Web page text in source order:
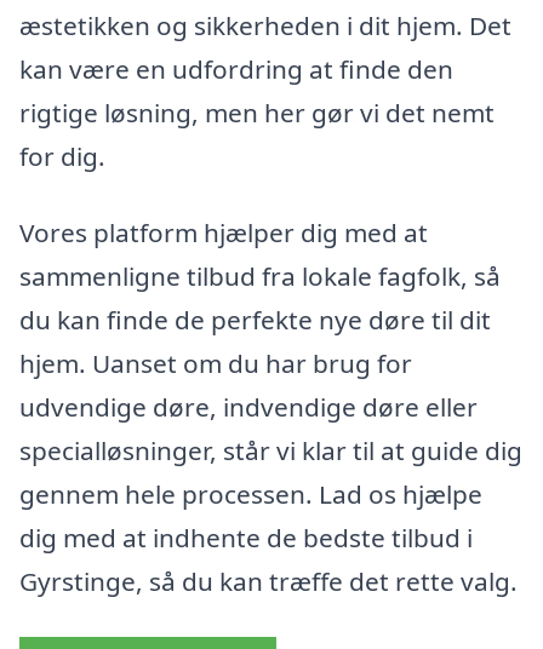
æstetikken og sikkerheden i dit hjem. Det
kan være en udfordring at finde den
rigtige løsning, men her gør vi det nemt
for dig.
Vores platform hjælper dig med at
sammenligne tilbud fra lokale fagfolk, så
du kan finde de perfekte nye døre til dit
hjem. Uanset om du har brug for
udvendige døre, indvendige døre eller
specialløsninger, står vi klar til at guide dig
gennem hele processen. Lad os hjælpe
dig med at indhente de bedste tilbud i
Gyrstinge, så du kan træffe det rette valg.